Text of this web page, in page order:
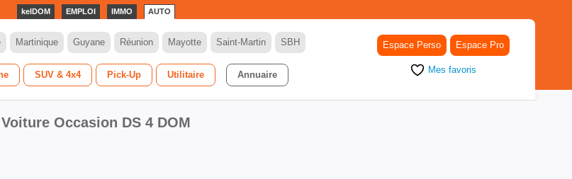
kelDOM EMPLOI IMMO AUTO
Martinique Guyane Réunion Mayotte Saint-Martin SBH
SUV & 4x4 Pick-Up Utilitaire Annuaire
Espace Perso Espace Pro
Mes favoris
Voiture Occasion DS 4 DOM